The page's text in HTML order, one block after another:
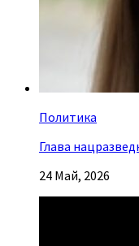
Политика
Глава
24 Май, 2026